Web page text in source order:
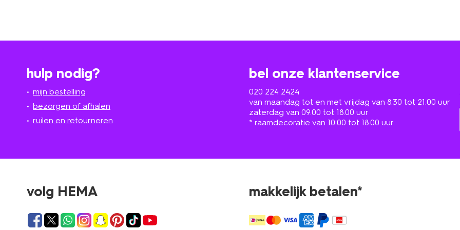
hulp nodig?
mijn bestelling
bezorgen of afhalen
ruilen en retourneren
bel onze klantenservice
020 224 2424
van maandag tot en met vrijdag van 8.30 tot 21.00 uur
zaterdag van 09.00 tot 18.00 uur
* raamdecoratie van 10.00 tot 18.00 uur
volg HEMA makkelijk betalen*